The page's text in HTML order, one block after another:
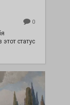
0
статус